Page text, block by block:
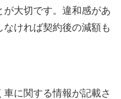
大切です。違和感があ
ければ契約後の減額も
に関する情報が記載さ